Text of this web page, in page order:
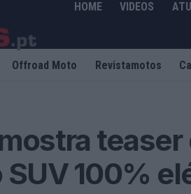
HOME VIDEOS
Offroad Moto Revistamotos
teaser
SUV 100%